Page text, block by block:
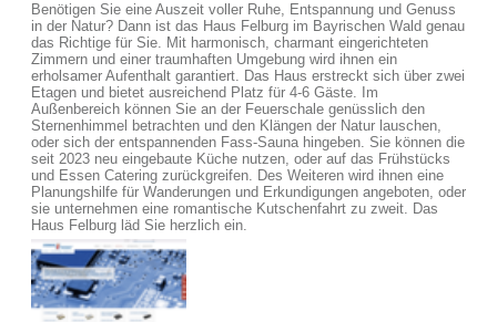
Benötigen Sie eine Auszeit voller Ruhe, Entspannung und Genuss
in der Natur? Dann ist das Haus Felburg im Bayrischen Wald genau
das Richtige für Sie. Mit harmonisch, charmant eingerichteten
Zimmern und einer traumhaften Umgebung wird ihnen ein
erholsamer Aufenthalt garantiert. Das Haus erstreckt sich über zwei
Etagen und bietet ausreichend Platz für 4-6 Gäste. Im
Außenbereich können Sie an der Feuerschale genüsslich den
Sternenhimmel betrachten und den Klängen der Natur lauschen,
oder sich der entspannenden Fass-Sauna hingeben. Sie können die
seit 2023 neu eingebaute Küche nutzen, oder auf das Frühstücks
und Essen Catering zurückgreifen. Des Weiteren wird ihnen eine
Planungshilfe für Wanderungen und Erkundigungen angeboten, oder
sie unternehmen eine romantische Kutschenfahrt zu zweit. Das
Haus Felburg läd Sie herzlich ein.